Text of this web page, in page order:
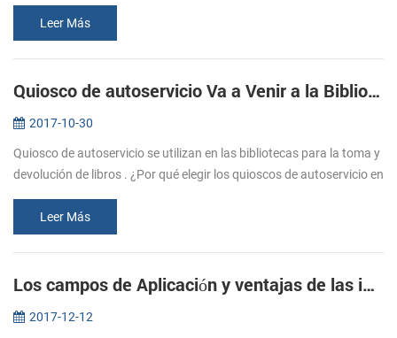
máqui...Leer Más
Quiosco de autoservicio Va a Venir a la Biblioteca
2017-10-30
Quiosco de autoservicio se utilizan en las bibliotecas para la toma y
devolución de libros . ¿Por qué elegir los quioscos de autoservicio en
Leer Más
Los campos de Aplicación y ventajas de las impresoras Bluetooth
2017-12-12